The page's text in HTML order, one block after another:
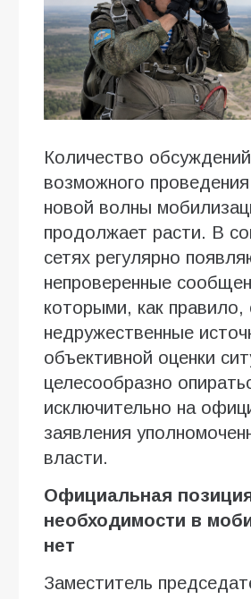
Количество
возможного
новой волны
продолжает расти. В
сетях регулярно
непроверенные
которыми, как правило,
недружественные
объективной оценки
целесообразно
исключительно на
заявления
власти.
Официальная
необходимости в
нет
Заместитель